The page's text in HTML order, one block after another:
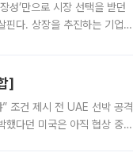
성’만으로 시장 선택을 받던
핀다. 상장을 추진하는 기업들
]
조건 제시 전 UAE 선박 공격
했다던 미국은 아직 협상 중이